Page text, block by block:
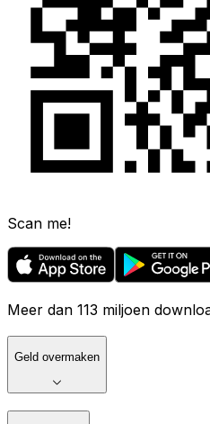
Scan me!
Meer dan 113 miljoen
Geld overmaken